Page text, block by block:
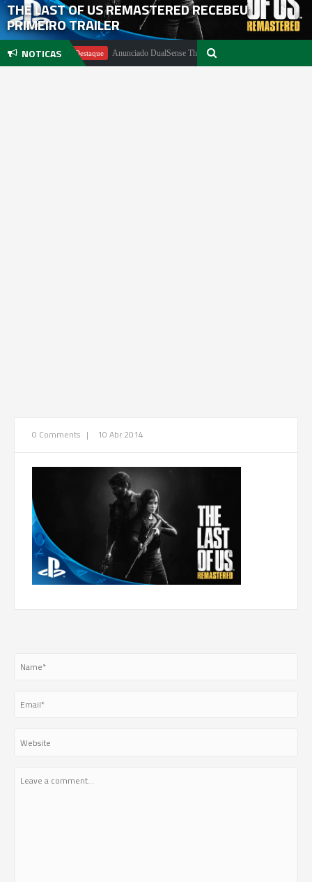
THE LAST OF US REMASTERED RECEBEU
PRIMEIRO TRAILER
NOTICASEm Destaque Anunciado DualSense The Last of Us Limited Edition
0 Comments | 10 Abr 2014